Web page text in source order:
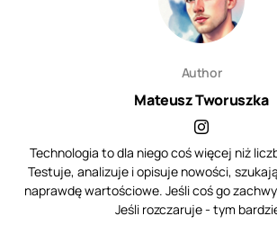
Author
Mateusz Tworuszka
Technologia to dla niego coś więcej niż
Testuje, analizuje i opisuje nowości,
naprawdę wartościowe. Jeśli coś go
Jeśli rozczaruje - tym